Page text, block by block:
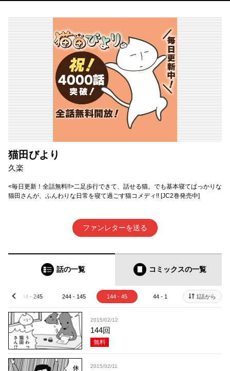
猫田びより
久楽
<毎日更新！全話無料!!>二足歩行できて、話せる猫。でも基本寝てばっかりな
猫田さんが、ふんわりな日常を寝て過ごす猫コメディ!! [JC2巻発売中]
ファンレターを送る
話の一覧 コミックスの一覧
344 - 245 244 - 145 144 - 45 44 - 1
prev 1話から
2015/02/12
144回
無料
2015/02/11